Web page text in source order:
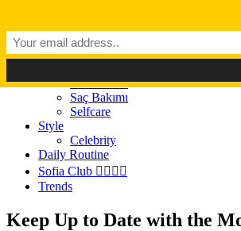
Classyché
Güzellik
Cilt Bakımı
Saç Bakımı
Selfcare
Style
Celebrity
Daily Routine
Sofia Club 👩‍❤️‍💋‍👨
Trends
Keep Up to Date with the